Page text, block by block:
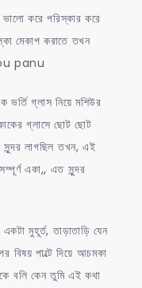
ভালো করে পরিস্কার করে
মেকাপ করাতে তখন
panu
ভর্তি গ্লাস নিয়ে মশিউর
গ্লাসে ছোট ছোট
লাগছিল তখন, এই
একা,, এত সুন্দর
মুহূর্ত, তাড়াতাড়ি যেন
বিষয় পাল্টে দিয়ে আচমকা
বলি কেন তুমি এই কথা